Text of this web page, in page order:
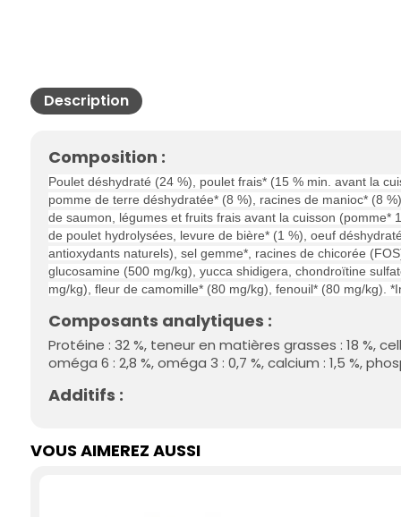
Description
Composition :
Poulet déshydraté (24 %), poulet frais* (15 % min. avant la
pomme de terre déshydratée* (8 %), racines de manioc* (8
de saumon, légumes et fruits frais avant la cuisson (pomme*
de poulet hydrolysées, levure de bière* (1 %), oeuf
antioxydants naturels), sel gemme*, racines de chicorée
glucosamine (500 mg/kg), yucca shidigera, chondroïtine
mg/kg), fleur de camomille* (80 mg/kg), fenouil* (80 mg/kg).
Composants analytiques :
Protéine : 32 %, teneur en matières grasses : 18 %,
oméga 6 : 2,8 %, oméga 3 : 0,7 %, calcium : 1,5 %,
Additifs :
VOUS AIMEREZ AUSSI